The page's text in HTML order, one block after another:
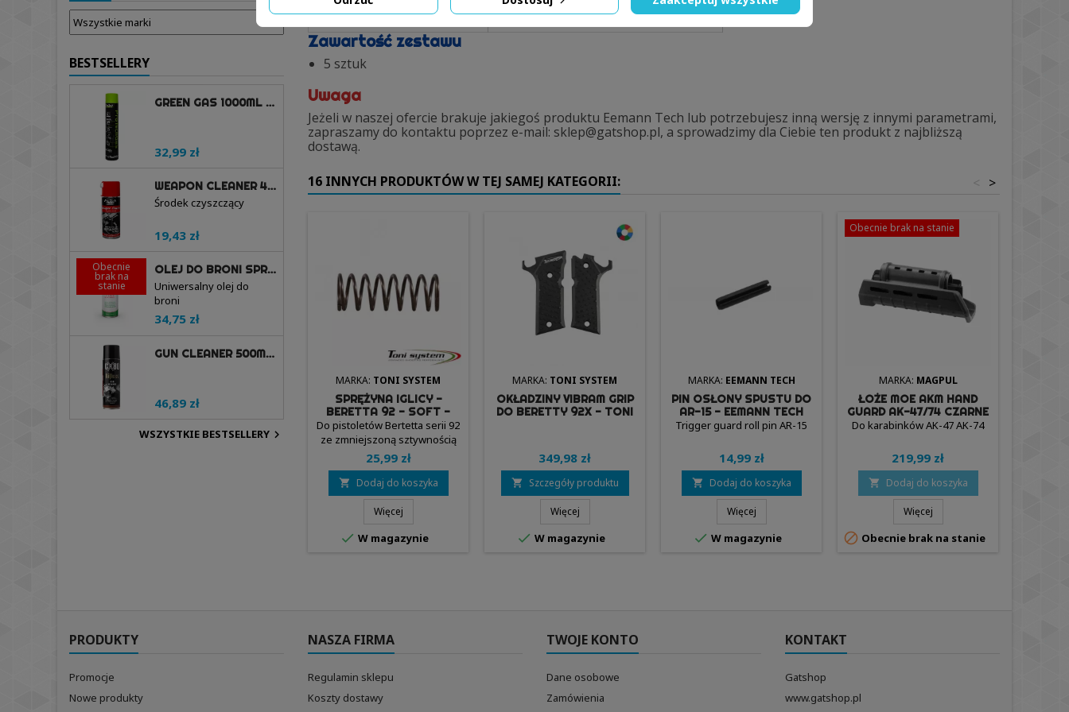
BESTSELLERY
GREEN GAS 1000ML - PROTECH GUNS
32,99 zł
WEAPON CLEANER 400ML AEROZOL - PROTECH GUNS
Środek czyszczący
19,43 zł
Obecnie
brak na
stanie
OLEJ DO BRONI SPRAY 200ML - BALLISTOL
Uniwersalny olej do
broni
34,75 zł
GUN CLEANER 500ML - RIFLECX
46,89 zł
WSZYSTKIE BESTSELLERY 
Kod producenta
ET-303014
Zawartość zestawu
5 sztuk
Uwaga
Jeżeli w naszej ofercie brakuje jakiegoś produktu Eemann Tech lub potrzebujesz inną wersję z innymi parametrami,
zapraszamy do kontaktu poprzez e-mail: sklep@gatshop.pl, a sprowadzimy dla Ciebie ten produkt z najbliższą
dostawą.
16 INNYCH PRODUKTÓW W TEJ SAMEJ KATEGORII:
>
<
MARKA: TONI SYSTEM
SPRĘŻYNA IGLICY -
BERETTA 92 - SOFT -
TONI SYSTEM
Do pistoletów Bertetta serii 92
ze zmniejszoną sztywnością
(soft)
25,99 zł
 Dodaj do koszyka
Więcej
 W magazynie
MARKA: TONI SYSTEM
OKŁADZINY VIBRAM GRIP
DO BERETTY 92X - TONI
349,98 zł
 Szczegóły produktu
Więcej
 W magazynie
MARKA: EEMANN TECH
PIN OSŁONY SPUSTU DO
AR-15 - EEMANN TECH
Trigger guard roll pin AR-15
14,99 zł
 Dodaj do koszyka
Więcej
 W magazynie
Obecnie brak na stanie
MARKA: MAGPUL
ŁOŻE MOE AKM HAND
GUARD AK-47/74 CZARNE
- MAGPUL
Do karabinków AK-47 AK-74
219,99 zł
 Dodaj do koszyka
Więcej
 Obecnie brak na stanie
PRODUKTY
Promocje
Nowe produkty
NASZA FIRMA
Regulamin sklepu
Koszty dostawy
TWOJE KONTO
Dane osobowe
Zamówienia
KONTAKT
Gatshop
www.gatshop.pl